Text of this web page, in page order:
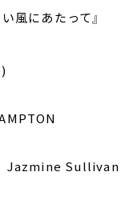
風にあたって』
Sullivan